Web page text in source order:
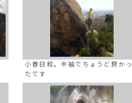
小春日和。半袖でちょうど良かっ
たです